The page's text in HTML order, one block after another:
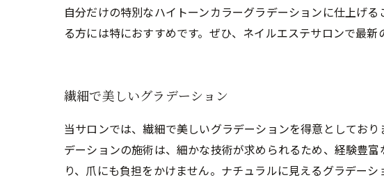
自分だけの特別なハイトーンカラーグラデーションに仕上げ
る方には特におすすめです。ぜひ、ネイルエステサロンで最
繊細で美しいグラデーション
当サロンでは、繊細で美しいグラデーションを得意としてお
デーションの施術は、細かな技術が求められるため、経験豊
り、爪にも負担をかけません。ナチュラルに見えるグラデー